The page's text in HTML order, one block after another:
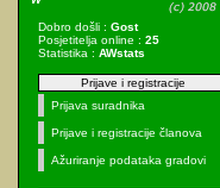
Dobro došli : Gost
Posjetitelja online : 25
Statistika : AWstats
Prijave i registracije
Prijava suradnika
Prijave i registracije članova
Ažuriranje podataka gradovi